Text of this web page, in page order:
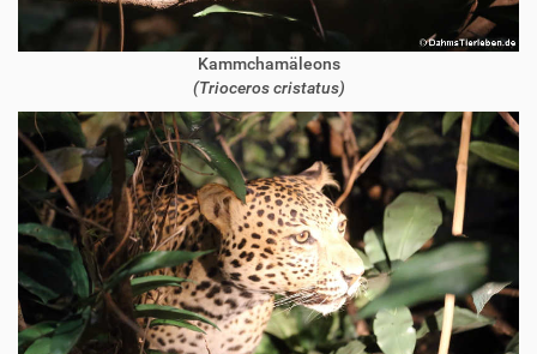
Kammchamäleons
(Trioceros cristatus)